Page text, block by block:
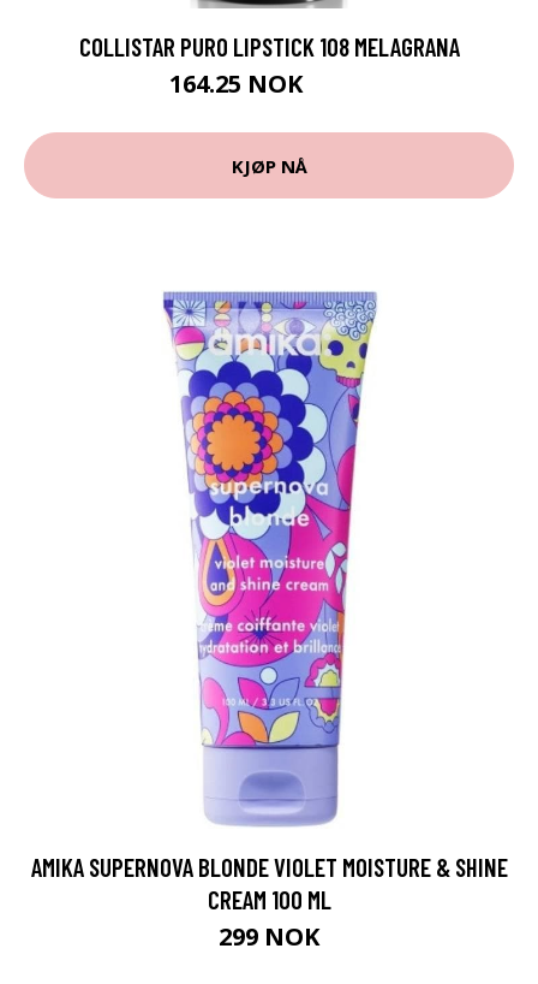
COLLISTAR PURO LIPSTICK 108 MELAGRANA
164.25 NOK
KJØP NÅ
AMIKA SUPERNOVA BLONDE VIOLET MOISTURE & SHINE
CREAM 100 ML
299 NOK